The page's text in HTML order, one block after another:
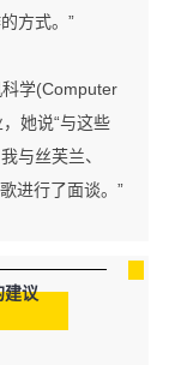
方式。”
学(Computer
她说“与这些
与丝芙兰、
进行了面谈。”
建议